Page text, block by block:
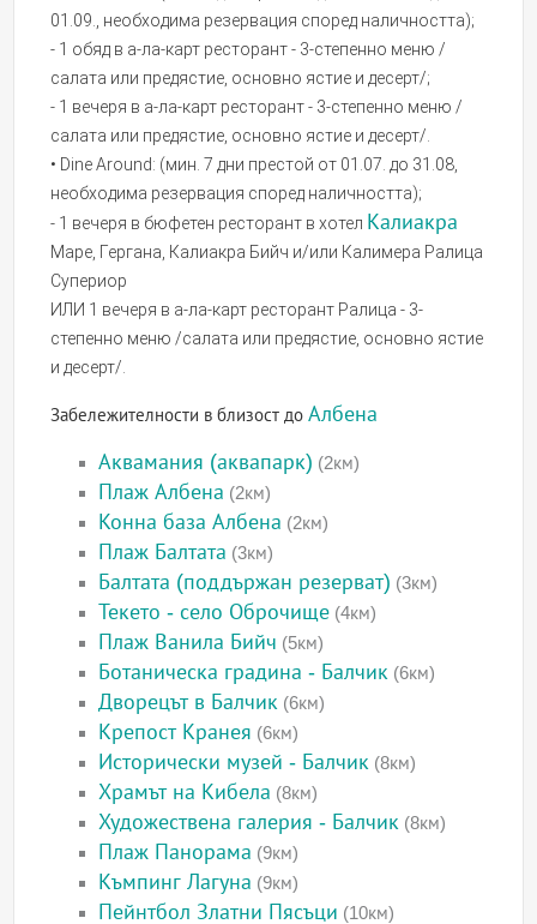
01.09., необходима резервация според наличността);
- 1 обяд в а-ла-карт ресторант - 3-степенно меню /
салата или предястие, основно ястие и десерт/;
- 1 вечеря в а-ла-карт ресторант - 3-степенно меню /
салата или предястие, основно ястие и десерт/.
• Dine Around: (мин. 7 дни престой от 01.07. до 31.08,
необходима резервация според наличността);
- 1 вечеря в бюфетен ресторант в хотел Калиакра
Маре, Гергана, Калиакра Бийч и/или Калимера Ралица
Супериор
ИЛИ 1 вечеря в а-ла-карт ресторант Ралица - 3-
степенно меню /салата или предястие, основно ястие
и десерт/.
Забележителности в близост доАлбена
Аквамания (аквапарк) (2км)
Плаж Албена (2км)
Конна база Албена (2км)
Плаж Балтата (3км)
Балтата (поддържан резерват) (3км)
Текето - село Оброчище (4км)
Плаж Ванила Бийч (5км)
Ботаническа градина - Балчик (6км)
Дворецът в Балчик (6км)
Крепост Кранея (6км)
Исторически музей - Балчик (8км)
Храмът на Кибела (8км)
Художествена галерия - Балчик (8км)
Плаж Панорама (9км)
Къмпинг Лагуна (9км)
Пейнтбол Златни Пясъци (10км)